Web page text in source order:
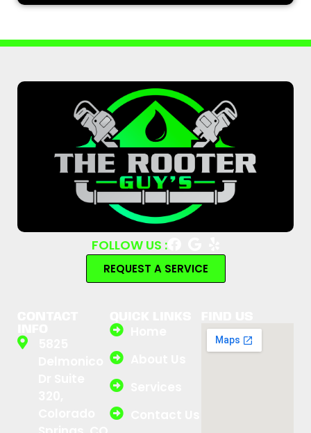
FOLLOW US :
REQUEST A SERVICE